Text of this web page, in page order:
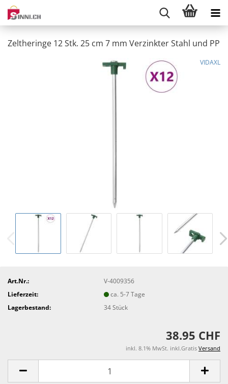
Zeltheringe 12 Stk. 25 cm 7 mm Verzinkter Stahl und PP
VIDAXL
Art.Nr.:
V-4009356
Lieferzeit:
ca. 5-7 Tage
Lagerbestand:
34Stück
38.95 CHF
inkl. 8.1% MwSt. inkl.Gratis Versand